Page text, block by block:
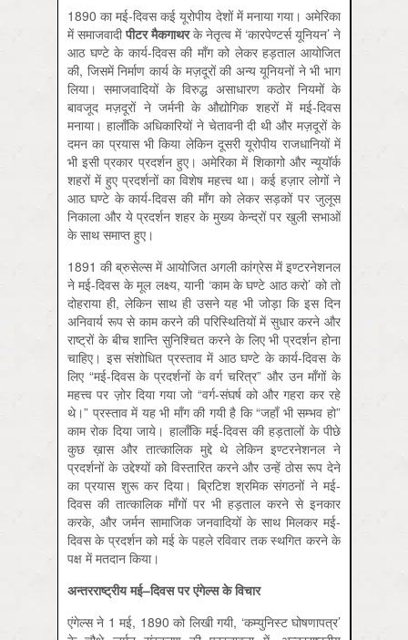
1890 का मई-दिवस कई यूरोपीय देशों में मनाया गया। अमेरिका
में समाजवादीपीटर मैकगाथरके नेतृत्व में ‘कारपेण्टर्स यूनियन’ ने
आठ घण्टे के कार्य-दिवस की माँग को लेकर हड़ताल आयोजित
की, जिसमें निर्माण कार्य के मज़दूरों की अन्य यूनियनों ने भी भाग
लिया। समाजवादियों के विरुद्ध असाधारण कठोर नियमों के
बावजूद मज़दूरों ने जर्मनी के औद्योगिक शहरों में मई-दिवस
मनाया। हालाँकि अधिकारियों ने चेतावनी दी थी और मज़दूरों के
दमन का प्रयास भी किया लेकिन दूसरी यूरोपीय राजधानियों में
भी इसी प्रकार प्रदर्शन हुए। अमेरिका में शिकागो और न्यूयॉर्क
शहरों में हुए प्रदर्शनों का विशेष महत्त्व था। कई हज़ार लोगों ने
आठ घण्टे के कार्य-दिवस की माँग को लेकर सड़कों पर जुलूस
निकाला और ये प्रदर्शन शहर के मुख्य केन्द्रों पर खुली सभाओं
के साथ समाप्त हुए।
1891 की ब्रुसेल्स में आयोजित अगली कांग्रेस में इण्टरनेशनल
ने मई-दिवस के मूल लक्ष्य, यानी ‘काम के घण्टे आठ करो’ को तो
दोहराया ही, लेकिन साथ ही उसने यह भी जोड़ा कि इस दिन
अनिवार्य रूप से काम करने की परिस्थितियों में सुधार करने और
राष्ट्रों के बीच शान्ति सुनिश्चित करने के लिए भी प्रदर्शन होना
चाहिए। इस संशोधित प्रस्ताव में आठ घण्टे के कार्य-दिवस के
लिए “मई-दिवस के प्रदर्शनों के वर्ग चरित्र” और उन माँगों के
महत्त्व पर ज़ोर दिया गया जो “वर्ग-संघर्ष को और गहरा कर रहे
थे।” प्रस्ताव में यह भी माँग की गयी है कि “जहाँ भी सम्भव हो”
काम रोक दिया जाये। हालाँकि मई-दिवस की हड़तालों के पीछे
कुछ ख़ास और तात्कालिक मुद्दे थे लेकिन इण्टरनेशनल ने
प्रदर्शनों के उद्देश्यों को विस्तारित करने और उन्हें ठोस रूप देने
का प्रयास शुरू कर दिया। ब्रिटिश श्रमिक संगठनों ने मई-
दिवस की तात्कालिक माँगों पर भी हड़ताल करने से इनकार
करके, और जर्मन सामाजिक जनवादियों के साथ मिलकर मई-
दिवस के प्रदर्शन को मई के पहले रविवार तक स्थगित करने के
पक्ष में मतदान किया।
अन्तरराष्ट्रीय मई–दिवस पर एंगेल्स के विचार
एंगेल्स ने 1 मई, 1890 को लिखी गयी, ‘कम्युनिस्ट घोषणापत्र’